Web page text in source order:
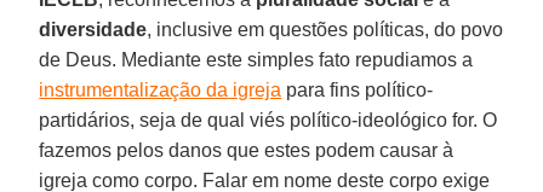
diversidade, inclusive em questões políticas, do povo
de Deus. Mediante este simples fato repudiamos a
instrumentalização da igreja para fins político-
partidários, seja de qual viés político-ideológico for. O
fazemos pelos danos que estes podem causar à
igreja como corpo. Falar em nome deste corpo exige